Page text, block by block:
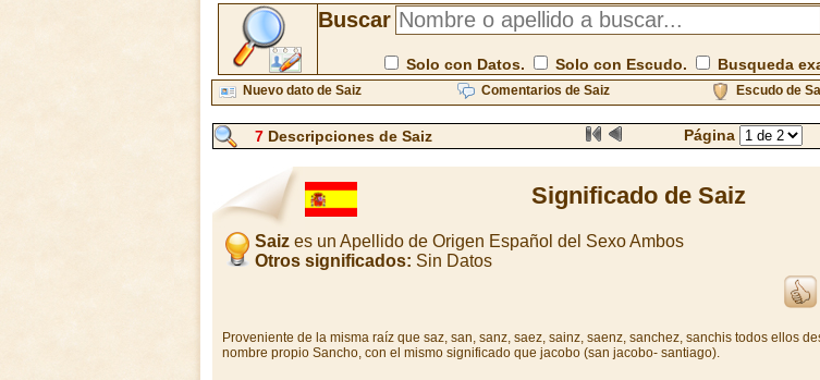
Buscar
Solo con Datos. Solo con Escudo. Busqueda
Nuevo dato de Saiz Comentarios de Saiz Escudo de
7 Descripciones de Saiz Página
Significado de Saiz
Saizes un Apellido de Origen Español del Sexo Ambos
Otros significados: Sin Datos
Proveniente de la misma raíz que saz, san, sanz, saez, sainz, saenz, sanchez, sanchis todos ellos
nombre propio Sancho, con el mismo significado que jacobo (san jacobo- santiago).